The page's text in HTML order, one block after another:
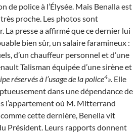
de police à l’Élysée. Mais Benalla est
proche. Les photos sont
La presse a affirmé que ce dernier lui
bien sûr, un salaire faramineux :
d’un chauffeur personnel et d’une
Talisman équipée d’une sirène et
réservés à l’usage de la police4». Elle
dans une dépendance de
l’appartement où M. Mitterrand
comme cette dernière, Benella vit
Président. Leurs rapports donnent